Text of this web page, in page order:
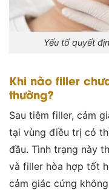
Yếu tố quyết
Khi nào filler
thường?
Sau tiêm filler, cảm
tại vùng điều trị có
đầu. Tình trạng này
và filler hòa hợp tốt
cảm giác cứng không